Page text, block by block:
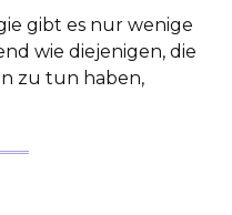
gibt es nur wenige
wie diejenigen, die
zu tun haben,